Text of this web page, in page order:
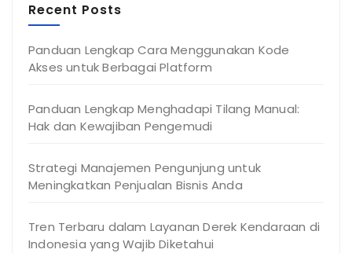
Recent Posts
Panduan Lengkap Cara Menggunakan Kode
Akses untuk Berbagai Platform
Panduan Lengkap Menghadapi Tilang Manual:
Hak dan Kewajiban Pengemudi
Strategi Manajemen Pengunjung untuk
Meningkatkan Penjualan Bisnis Anda
Tren Terbaru dalam Layanan Derek Kendaraan di
Indonesia yang Wajib Diketahui